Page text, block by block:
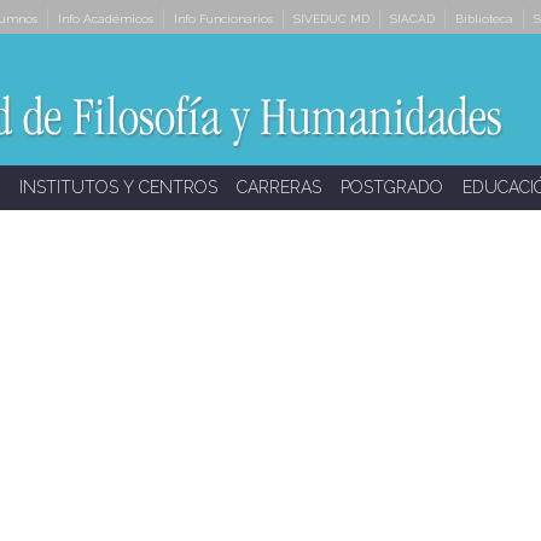
Info Académicos Info Funcionarios SIVEDUC MD SIACAD Biblioteca
INSTITUTOS Y CENTROS CARRERAS POSTGRADO